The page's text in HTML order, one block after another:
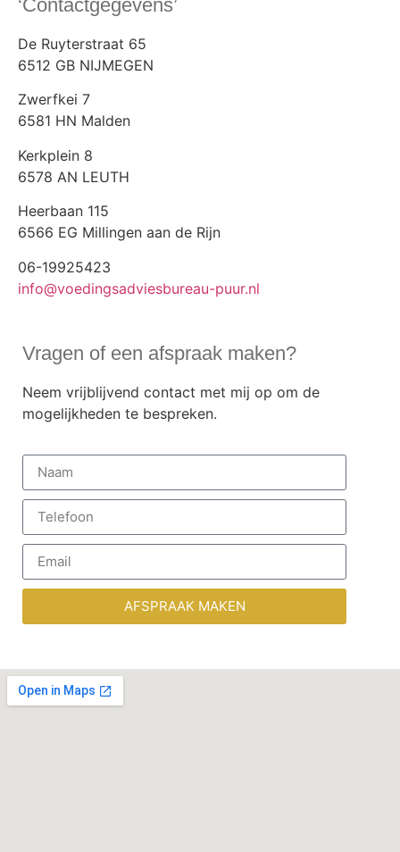
‘Contactgegevens’
De Ruyterstraat 65
6512 GB NIJMEGEN
Zwerfkei 7
6581 HN Malden
Kerkplein 8
6578 AN LEUTH
Heerbaan 115
6566 EG Millingen aan de Rijn
06-19925423
info@voedingsadviesbureau-puur.nl
Vragen of een afspraak maken?
Neem vrijblijvend contact met mij op om de
mogelijkheden te bespreken.
AFSPRAAK MAKEN